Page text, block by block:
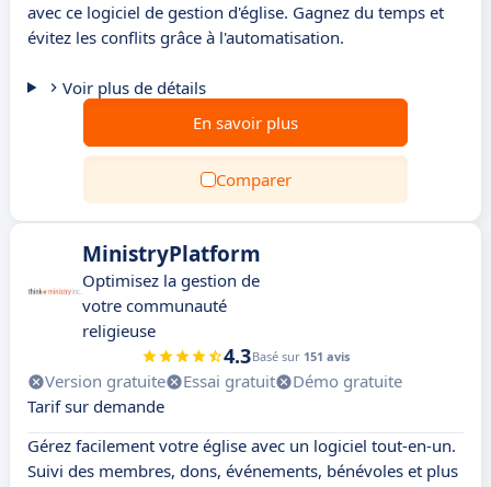
avec ce logiciel de gestion d'église. Gagnez du temps et
évitez les conflits grâce à l'automatisation.
Voir plus de détails
En savoir plus
Comparer
MinistryPlatform
Optimisez la gestion de
votre communauté
religieuse
4.3Basé sur 151 avis
Version gratuite Essai gratuit
Démo gratuite
Tarif sur demande
Gérez facilement votre église avec un logiciel tout-en-un.
Suivi des membres, dons, événements, bénévoles et plus